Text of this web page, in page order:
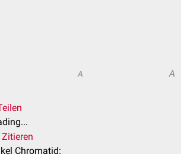
A A
Zitieren
Chromatid: